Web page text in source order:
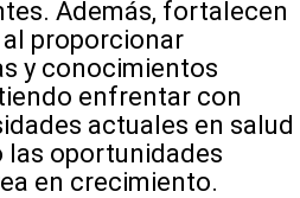
Además, fortalecen
proporcionar
y conocimientos
enfrentar con
actuales en salud
las oportunidades
en crecimiento.